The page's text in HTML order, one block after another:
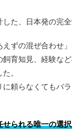
た、日本発の完全
ずの混ぜ合わせ
育知見、経験な
。
頼らなくてもバ
られる唯一の選